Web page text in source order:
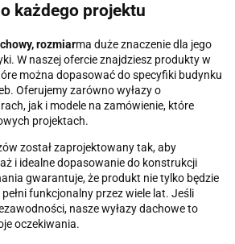
każdego projektu
rozmiarma duże znaczenie dla jego
W naszej ofercie znajdziesz produkty w
można dopasować do specyfiki budynku
Oferujemy zarówno wyłazy o
jak i modele na zamówienie, które
projektach.
został zaprojektowany tak, aby
i idealne dopasowanie do konstrukcji
gwarantuje, że produkt nie tylko będzie
funkcjonalny przez wiele lat. Jeśli
nasze wyłazy dachowe to
oczekiwania.